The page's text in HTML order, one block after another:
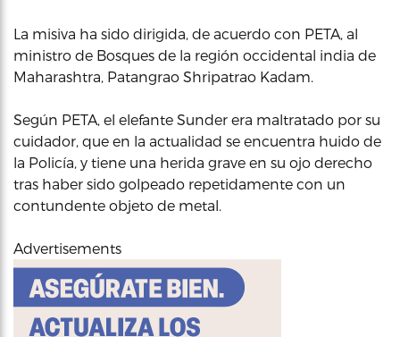
La misiva ha sido dirigida, de acuerdo con PETA, al
ministro de Bosques de la región occidental india de
Maharashtra, Patangrao Shripatrao Kadam.
Según PETA, el elefante Sunder era maltratado por su
cuidador, que en la actualidad se encuentra huido de
la Policía, y tiene una herida grave en su ojo derecho
tras haber sido golpeado repetidamente con un
contundente objeto de metal.
Advertisements